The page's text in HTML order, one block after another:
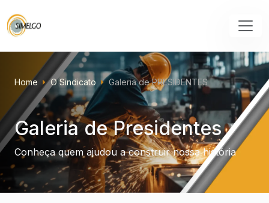
Home O Sindicato Galeria de PRESIDENTES
Galeria de Presidentes
Conheça quem ajudou a construir nossa história